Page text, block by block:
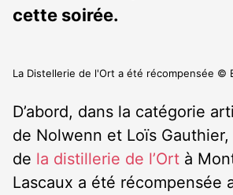
cette soirée.
La Distellerie de l'Ort a été récompensée ©
D’abord, dans la catégorie
de Nolwenn et Loïs
de la distillerie de l’Ort à
Lascaux a été récompensée